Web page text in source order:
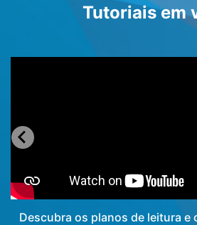
Tutoriais em
Descubra os planos de leitura e